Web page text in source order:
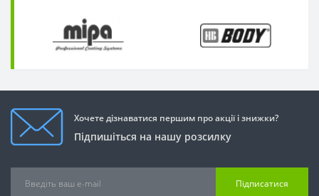
Хочете дізнаватися першим про акції і знижки?
Підпишіться на нашу розсилку
Підписатися